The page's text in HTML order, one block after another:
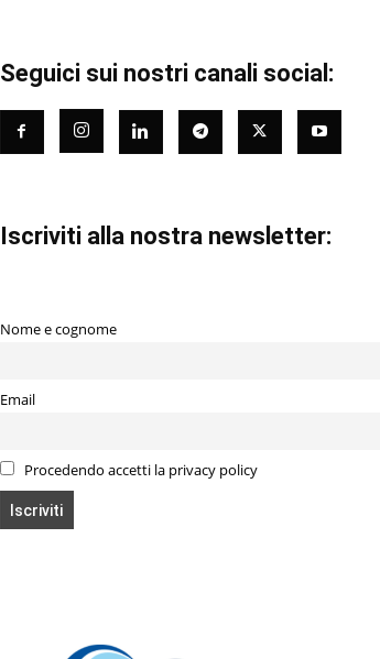
Seguici sui nostri canali social:
Iscriviti alla nostra newsletter:
Nome e cognome
Email
Procedendo accetti la privacy policy